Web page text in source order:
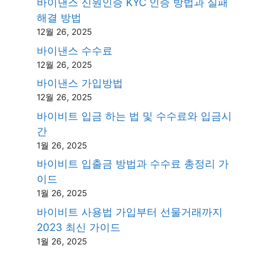
바이낸스 신원인증 KYC 인증 방법과 실패
해결 방법
12월 26, 2025
바이낸스 수수료
12월 26, 2025
바이낸스 가입방법
12월 26, 2025
바이비트 입금 하는 법 및 수수료와 입금시
간
1월 26, 2025
바이비트 입출금 방법과 수수료 총정리 가
이드
1월 26, 2025
바이비트 사용법 가입부터 선물거래까지
2023 최신 가이드
1월 26, 2025